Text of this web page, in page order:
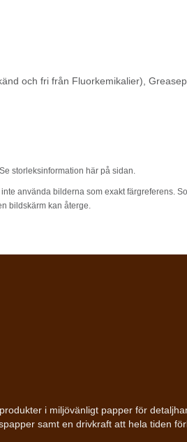
och fri från Fluorkemikalier),
storleksinformation här på sidan.
använda bilderna som exakt färgreferens.
bildskärm kan återge.
i miljövänligt papper för
samt en drivkraft att hela tiden